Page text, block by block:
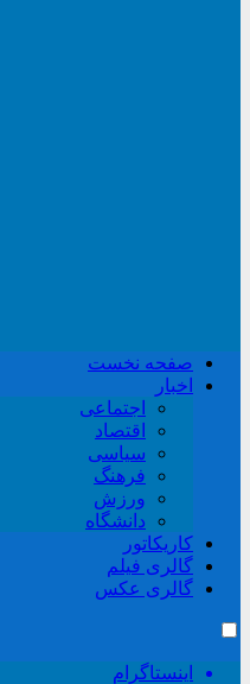
صفحه نخست
اخبار
اجتماعی
اقتصاد
سیاسی
فرهنگ
ورزش
دانشگاه
کاریکاتور
گالری فیلم
گالری عکس
اینستاگرام